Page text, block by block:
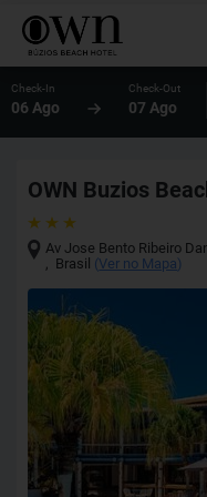
Check-In
06 Ago
Check-Out
07 Ago
OWN Buzios
Av Jose Bento Ribeiro
, Brasil (Ver no Mapa)